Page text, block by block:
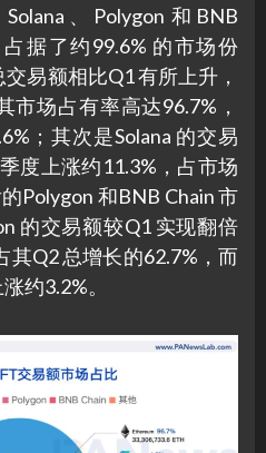
、Polygon 和BNB
据了约99.6% 的市场份
易额相比Q1 有所上升，
市场占有率高达96.7%，
；其次是Solana 的交易
度上涨约11.3%，占市场
Polygon 和BNB Chain 市
的交易额较Q1 实现翻倍
其Q2 总增长的62.7%，而
约3.2%。